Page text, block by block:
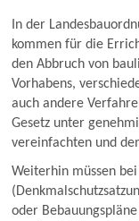
In der
kommen für die
den Abbruch von
Vorhabens,
auch andere
Gesetz unter
vereinfachten und
Weiterhin müssen
oder Bebauungspläne